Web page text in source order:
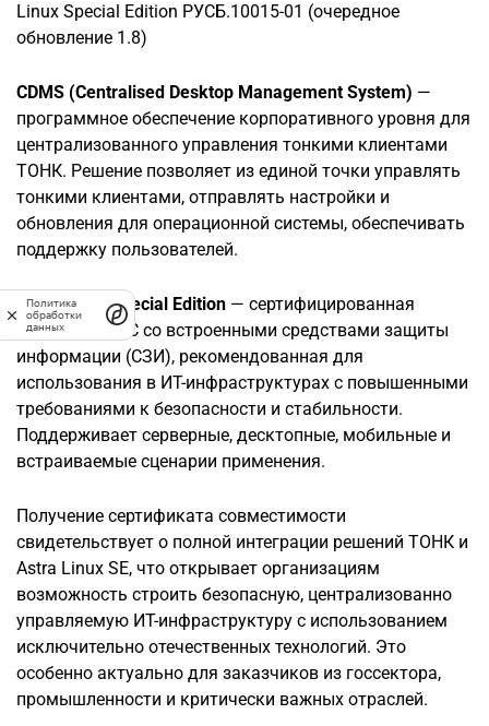
Linux Special Edition РУСБ.10015-01 (очередное
обновление 1.8)
CDMS (Centralised Desktop Management System) —
программное обеспечение корпоративного уровня для
централизованного управления тонкими клиентами
ТОНК. Решение позволяет из единой точки управлять
тонкими клиентами, отправлять настройки и
обновления для операционной системы, обеспечивать
поддержку пользователей.
Astra Linux Special Edition — сертифицированная
российская ОС со встроенными средствами защиты
информации (СЗИ), рекомендованная для
использования в ИТ-инфраструктурах с повышенными
требованиями к безопасности и стабильности.
Поддерживает серверные, десктопные, мобильные и
встраиваемые сценарии применения.
Получение сертификата совместимости
свидетельствует о полной интеграции решений ТОНК и
Astra Linux SE, что открывает организациям
возможность строить безопасную, централизованно
управляемую ИТ-инфраструктуру с использованием
исключительно отечественных технологий. Это
особенно актуально для заказчиков из госсектора,
промышленности и критически важных отраслей.
Политика
обработки
данных